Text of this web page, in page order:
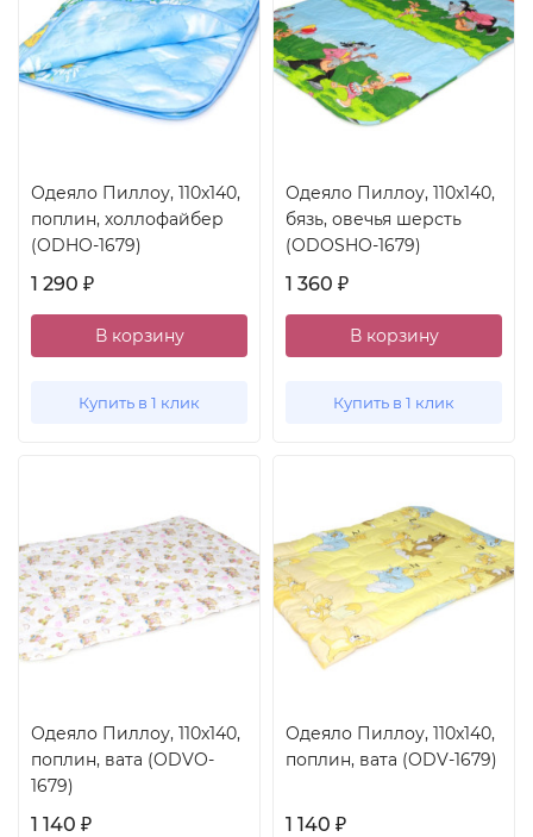
Одеяло Пиллоу, 110x140,
поплин, холлофайбер
(ODHO-1679)
1 290 ₽
В корзину
Купить в 1 клик
Одеяло Пиллоу, 110x140,
бязь, овечья шерсть
(ODOSHO-1679)
1 360 ₽
В корзину
Купить в 1 клик
Одеяло Пиллоу, 110x140,
поплин, вата (ODVO-
1679)
1 140 ₽
Одеяло Пиллоу, 110x140,
поплин, вата (ODV-1679)
1 140 ₽